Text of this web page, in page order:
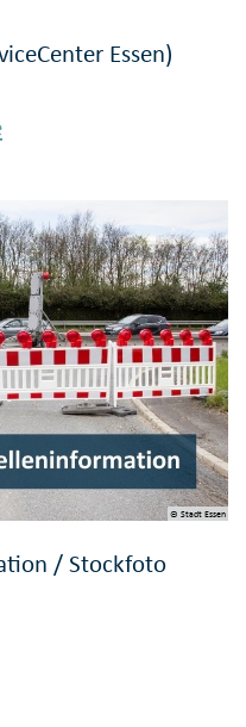
Essen)
© Stadt Essen
/ Stockfoto